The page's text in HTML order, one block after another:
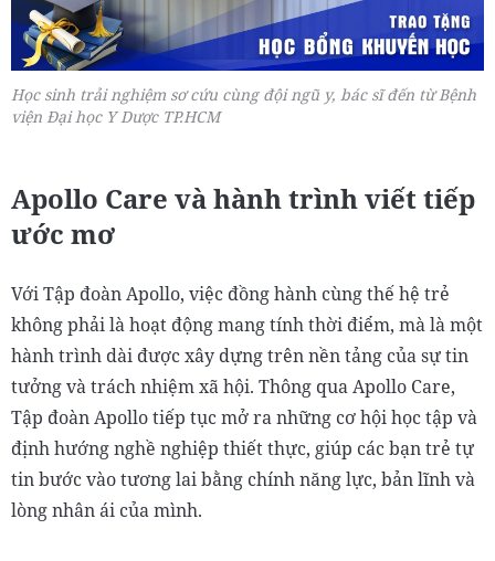
Học sinh trải nghiệm sơ cứu cùng đội ngũ y, bác sĩ đến từ Bệnh
viện Đại học Y Dược TP.HCM
Apollo Care và hành trình viết tiếp
ước mơ
Với Tập đoàn Apollo, việc đồng hành cùng thế hệ trẻ
không phải là hoạt động mang tính thời điểm, mà là một
hành trình dài được xây dựng trên nền tảng của sự tin
tưởng và trách nhiệm xã hội. Thông qua Apollo Care,
Tập đoàn Apollo tiếp tục mở ra những cơ hội học tập và
định hướng nghề nghiệp thiết thực, giúp các bạn trẻ tự
tin bước vào tương lai bằng chính năng lực, bản lĩnh và
lòng nhân ái của mình.